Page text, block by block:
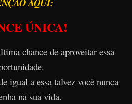
AQUI:
ÚNICA!
chance de aproveitar essa
igual a essa talvez você nunca
na sua vida.